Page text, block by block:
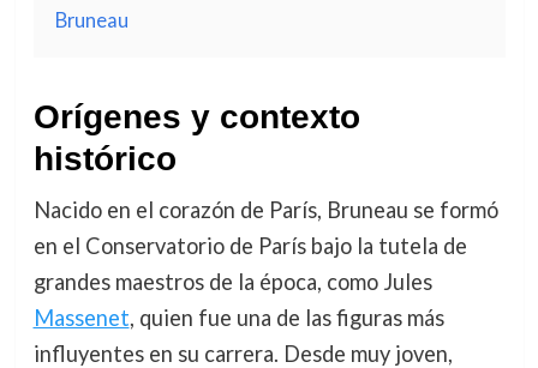
Bruneau
Orígenes y contexto
histórico
Nacido en el corazón de París, Bruneau se formó
en el Conservatorio de París bajo la tutela de
grandes maestros de la época, como Jules
Massenet, quien fue una de las figuras más
influyentes en su carrera. Desde muy joven,